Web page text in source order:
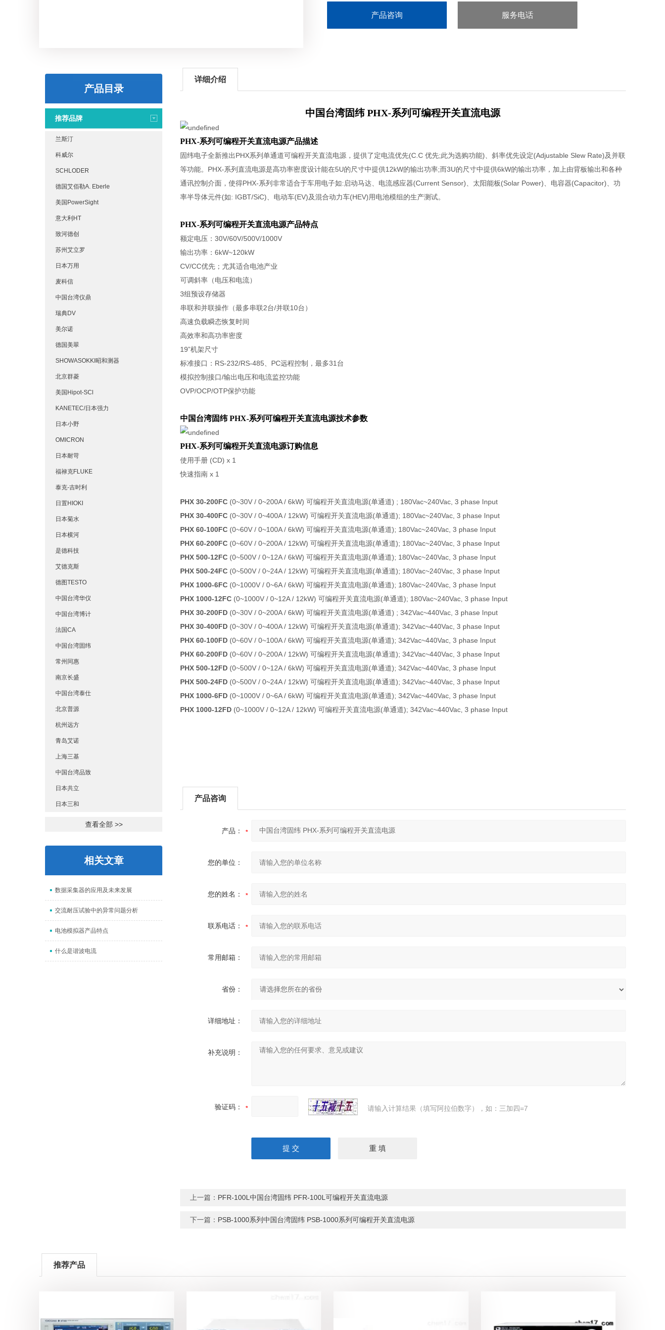
产品咨询 服务电话
产品目录
推荐品牌
兰斯汀
科威尔
SCHLODER
德国艾佰勒A. Eberle
美国PowerSight
意大利HT
致河德创
苏州艾立罗
日本万用
麦科信
中国台湾仪鼎
瑞典DV
美尔诺
德国美翠
SHOWASOKKI昭和测器
北京群菱
美国Hipot-SCl
KANETEC/日本强力
日本小野
OMICRON
日本耐苛
福禄克FLUKE
泰克-吉时利
日置HIOKI
日本菊水
日本横河
是德科技
艾德克斯
德图TESTO
中国台湾华仪
中国台湾博计
法国CA
中国台湾固纬
常州同惠
南京长盛
中国台湾泰仕
北京普源
杭州远方
青岛艾诺
上海三基
中国台湾品致
日本共立
日本三和
查看全部 >>
相关文章
数据采集器的应用及未来发展
交流耐压试验中的异常问题分析
电池模拟器产品特点
什么是谐波电流
详细介绍
中国台湾固纬 PHX-系列可编程开关直流电源
PHX-系列可编程开关直流电源产品描述
固纬电子全新推出PHX系列单通道可编程开关直流电源，提供了定电流优先(C.C 优先;此为选购功能)、斜率优先设定(Adjustable Slew Rate)及并联
等功能。PHX-系列直流电源是高功率密度设计能在5U的尺寸中提供12kW的输出功率;而3U的尺寸中提供6kW的输出功率，加上由背板输出和各种
通讯控制介面，使得PHX-系列非常适合于车用电子如:启动马达、电流感应器(Current Sensor)、太阳能板(Solar Power)、电容器(Capacitor)、功
率半导体元件(如: IGBT/SiC)、电动车(EV)及混合动力车(HEV)用电池模组的生产测试。
PHX-系列可编程开关直流电源产品特点
额定电压：30V/60V/500V/1000V
输出功率：6kW~120kW
CV/CC优先；尤其适合电池产业
可调斜率（电压和电流）
3组预设存储器
串联和并联操作（最多串联2台/并联10台）
高速负载瞬态恢复时间
高效率和高功率密度
19”机架尺寸
标准接口：RS-232/RS-485、PC远程控制，最多31台
模拟控制接口/输出电压和电流监控功能
OVP/OCP/OTP保护功能
中国台湾固纬 PHX-系列可编程开关直流电源​技术参数
PHX-系列可编程开关直流电源订购信息
使用手册 (CD) x 1
快速指南 x 1
PHX 30-200FC (0~30V / 0~200A / 6kW) 可编程开关直流电源(单通道) ; 180Vac~240Vac, 3 phase Input
PHX 30-400FC (0~30V / 0~400A / 12kW) 可编程开关直流电源(单通道); 180Vac~240Vac, 3 phase Input
PHX 60-100FC (0~60V / 0~100A / 6kW) 可编程开关直流电源(单通道); 180Vac~240Vac, 3 phase Input
PHX 60-200FC(0~60V / 0~200A / 12kW) 可编程开关直流电源(单通道); 180Vac~240Vac, 3 phase Input
PHX 500-12FC (0~500V / 0~12A / 6kW) 可编程开关直流电源(单通道); 180Vac~240Vac, 3 phase Input
PHX 500-24FC (0~500V / 0~24A / 12kW) 可编程开关直流电源(单通道); 180Vac~240Vac, 3 phase Input
PHX 1000-6FC (0~1000V / 0~6A / 6kW) 可编程开关直流电源(单通道); 180Vac~240Vac, 3 phase Input
PHX 1000-12FC (0~1000V / 0~12A / 12kW) 可编程开关直流电源(单通道); 180Vac~240Vac, 3 phase Input
PHX 30-200FD (0~30V / 0~200A / 6kW) 可编程开关直流电源(单通道) ; 342Vac~440Vac, 3 phase Input
PHX 30-400FD (0~30V / 0~400A / 12kW) 可编程开关直流电源(单通道); 342Vac~440Vac, 3 phase Input
PHX 60-100FD (0~60V / 0~100A / 6kW) 可编程开关直流电源(单通道); 342Vac~440Vac, 3 phase Input
PHX 60-200FD(0~60V / 0~200A / 12kW) 可编程开关直流电源(单通道); 342Vac~440Vac, 3 phase Input
PHX 500-12FD (0~500V / 0~12A / 6kW) 可编程开关直流电源(单通道); 342Vac~440Vac, 3 phase Input
PHX 500-24FD (0~500V / 0~24A / 12kW) 可编程开关直流电源(单通道); 342Vac~440Vac, 3 phase Input
PHX 1000-6FD (0~1000V / 0~6A / 6kW) 可编程开关直流电源(单通道); 342Vac~440Vac, 3 phase Input
PHX 1000-12FD (0~1000V / 0~12A / 12kW) 可编程开关直流电源(单通道); 342Vac~440Vac, 3 phase Input
产品咨询
产品：
您的单位：
您的姓名：
联系电话：
常用邮箱：
省份：
详细地址：
补充说明：
验证码： 请输入计算结果（填写阿拉伯数字），如：三加四=7
上一篇： PFR-100L中国台湾固纬 PFR-100L可编程开关直流电源
下一篇： PSB-1000系列中国台湾固纬 PSB-1000系列可编程开关直流电源
推荐产品